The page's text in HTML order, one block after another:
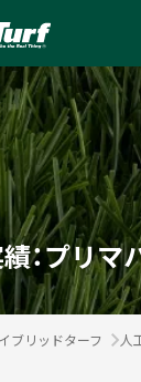
：プリマ
ブリッドターフ 人